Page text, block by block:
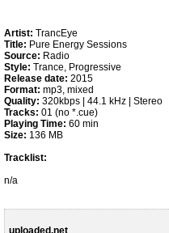
Artist: TrancEye
Title: Pure Energy Sessions
Source: Radio
Style: Trance, Progressive
Release date: 2015
Format: mp3, mixed
Quality: 320kbps | 44.1 kHz | Stereo
Tracks: 01 (no *.cue)
Playing Time: 60 min
Size: 136 MB
Tracklist:
n/a
uploaded.net